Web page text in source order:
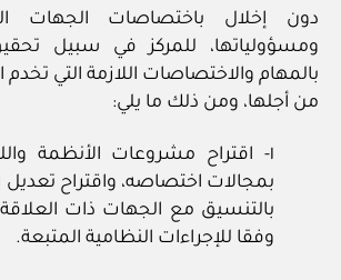
دون إخلال باختصاصات الجهات
ومسؤولياتها، للمركز في سبيل
بالمهام والاختصاصات اللازمة التي تخدم
من أجلها، ومن ذلك ما يلي:
١‏- اقتراح مشروعات الأنظمة
بمجالات اختصاصه، واقتراح تعديل
بالتنسيق مع الجهات ذات
وفقا للإجراءات النظامية المتبعة.